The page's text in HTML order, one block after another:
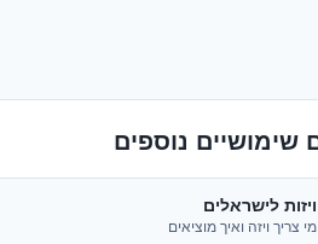
מי צריך ויזה ואיך מוציאים